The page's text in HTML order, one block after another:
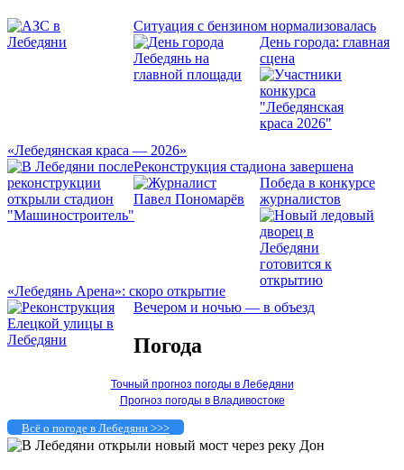
Ситуация с бензином нормализовалась
День города: главная
сцена
«Лебедянская краса — 2026»
Реконструкция стадиона завершена
Победа в конкурсе
журналистов
«Лебедянь Арена»: скоро открытие
Вечером и ночью — в объезд
Погода
Точный прогноз погоды в Лебедяни
Прогноз погоды в Владивостоке
Всё о погоде в Лебедяни >>>